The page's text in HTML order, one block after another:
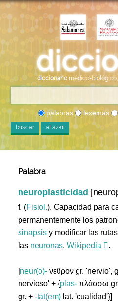
diccionario médico-
palabras lexemas
buscar al azar
Palabra
neuroplasticidad
f. (Fisiol.). Capacidad para
permanentemente los
sinapsis y modificar las
las neuronas.Wikipedia .
[neur(o)- νεῦρον gr. 'nervio',
nervioso' + {plas- πλάσσω
gr. +-tāt(em) lat. 'cualidad'}]